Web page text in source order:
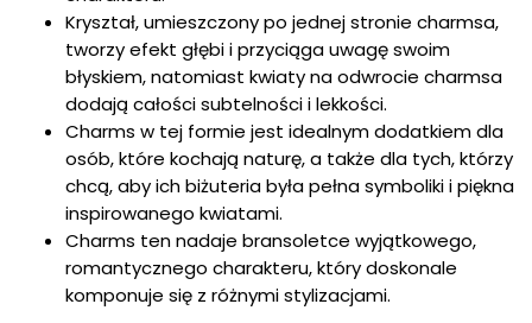
Kryształ, umieszczony po jednej stronie charmsa,
tworzy efekt głębi i przyciąga uwagę swoim
błyskiem, natomiast kwiaty na odwrocie charmsa
dodają całości subtelności i lekkości.
Charms w tej formie jest idealnym dodatkiem dla
osób, które kochają naturę, a także dla tych, którzy
chcą, aby ich biżuteria była pełna symboliki i piękna
inspirowanego kwiatami.
Charms ten nadaje bransoletce wyjątkowego,
romantycznego charakteru, który doskonale
komponuje się z różnymi stylizacjami.